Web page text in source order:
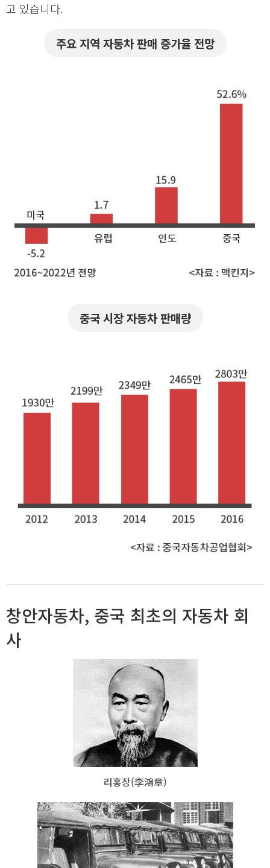
고 있습니다.
주요 지역 자동차 판매 증가율 전망
중국 시장 자동차 판매량
창안자동차, 중국 최초의 자동차 회
사
리홍장(李鴻章)